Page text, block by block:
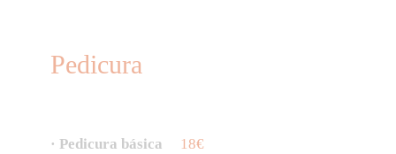
Pedicura
· Pedicura básica 18€